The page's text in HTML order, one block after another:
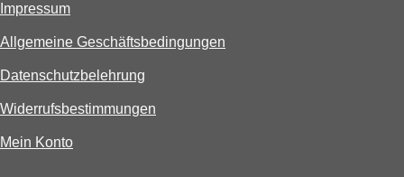
Impressum
Allgemeine Geschäftsbedingungen
Datenschutzbelehrung
Widerrufsbestimmungen
Mein Konto